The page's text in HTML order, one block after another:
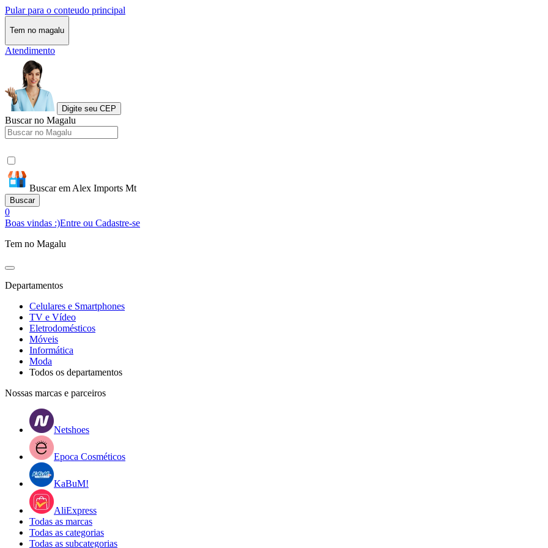
Pular para o conteudo principal
Tem no magalu
Atendimento
Digite seu CEP
Buscar no Magalu
Buscar em Alex Imports Mt
Buscar
0
Boas vindas :)Entre ou Cadastre-se
Tem no Magalu
Departamentos
Celulares e Smartphones
TV e Vídeo
Eletrodomésticos
Móveis
Informática
Moda
Todos os departamentos
Nossas marcas e parceiros
Netshoes
Epoca Cosméticos
KaBuM!
AliExpress
Todas as marcas
Todas as categorias
Todas as subcategorias